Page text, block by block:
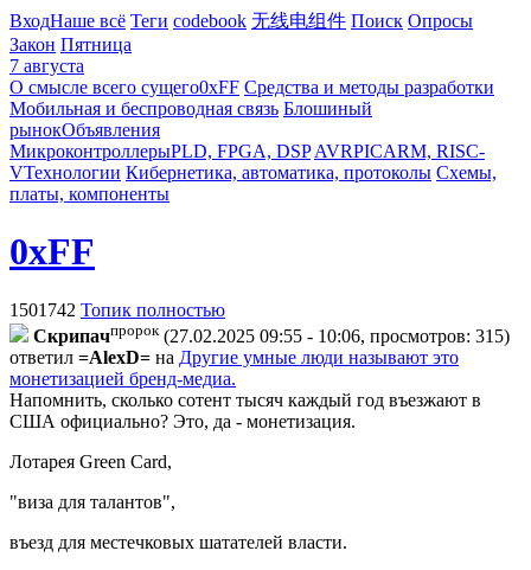
ВходНаше всё Теги codebook 无线电组件 Поиск Опросы
Закон Пятница
7 августа
О смысле всего сущего0xFF Средства и методы разработки
Мобильная и беспроводная связь Блошиный
рынокОбъявления
МикроконтроллерыPLD, FPGA, DSP AVRPICARM, RISC-
VТехнологии Кибернетика, автоматика, протоколы Схемы,
платы, компоненты
0xFF
1501742 Топик полностью
Cкpипaчпророк (27.02.2025 09:55 - 10:06, просмотров: 315)
ответил =AlexD= на Другие умные люди называют это
монетизацией бренд-медиа.
Напомнить, сколько сотент тысяч каждый год въезжают в
США официально? Это, да - монетизация.
Лотарея Green Card,
"виза для талантов",
въезд для местечковых шатателей власти.